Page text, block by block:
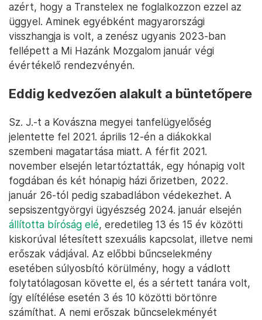
azért, hogy a Transtelex ne foglalkozzon ezzel az
üggyel. Aminek egyébként magyarországi
visszhangja is volt, a zenész ugyanis 2023-ban
fellépett a Mi Hazánk Mozgalom január végi
évértékelő rendezvényén.
Eddig kedvezően alakult a büntetőpere
Sz. J.-t a Kovászna megyei tanfelügyelőség
jelentette fel 2021. április 12-én a diákokkal
szembeni magatartása miatt. A férfit 2021.
november elsején letartóztatták, egy hónapig volt
fogdában és két hónapig házi őrizetben, 2022.
január 26-tól pedig szabadlábon védekezhet. A
sepsiszentgyörgyi ügyészség 2024. január elsején
állította bíróság elé, eredetileg 13 és 15 év közötti
kiskorúval létesített szexuális kapcsolat, illetve nemi
erőszak vádjával. Az előbbi bűncselekmény
esetében súlyosbító körülmény, hogy a vádlott
folytatólagosan követte el, és a sértett tanára volt,
így elítélése esetén 3 és 10 közötti börtönre
számíthat. A nemi erőszak bűncselekményét